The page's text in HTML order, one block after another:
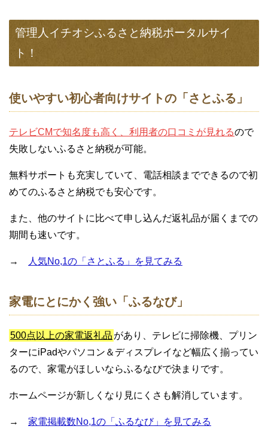
管理人イチオシふるさと納税ポータルサイ
ト！
使いやすい初心者向けサイトの「さとふる」
テレビCMで知名度も高く、利用者の口コミが見れるので
失敗しないふるさと納税が可能。
無料サポートも充実していて、電話相談までできるので初
めてのふるさと納税でも安心です。
また、他のサイトに比べて申し込んだ返礼品が届くまでの
期間も速いです。
→ 人気No,1の「さとふる」を見てみる
家電にとにかく強い「ふるなび」
500点以上の家電返礼品 があり、テレビに掃除機、プリン
ターにiPadやパソコン＆ディスプレイなど幅広く揃ってい
るので、家電がほしいならふるなびで決まりです。
ホームページが新しくなり見にくさも解消しています。
→ 家電掲載数No,1の「ふるなび」を見てみる